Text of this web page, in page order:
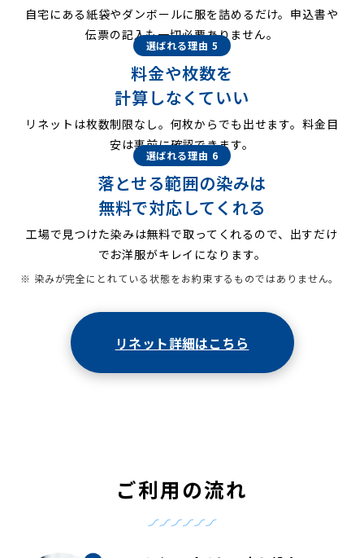
自宅にある紙袋やダンボールに服を詰めるだけ。申込書や
伝票の記入も一切必要ありません。
選ばれる理由 5
料金や枚数を
計算しなくていい
リネットは枚数制限なし。何枚からでも出せます。料金目
安は事前に確認できます。
選ばれる理由 6
落とせる範囲の染みは
無料で対応してくれる
工場で見つけた染みは無料で取ってくれるので、出すだけ
でお洋服がキレイになります。
※ 染みが完全にとれている状態をお約束するものではありません。
リネット詳細はこちら
ご利用の流れ